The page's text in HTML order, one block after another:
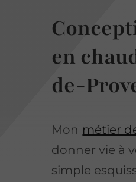
en
de-
Mon métier
donner vie à
simple